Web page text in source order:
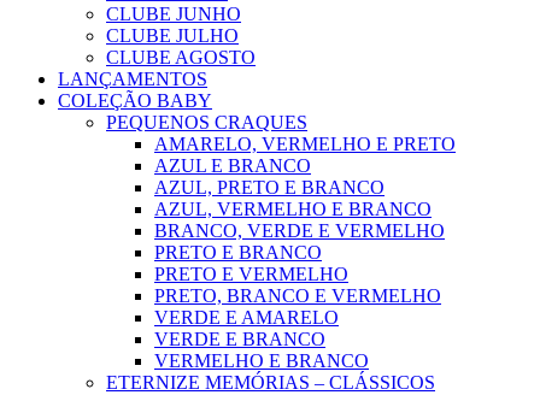
CLUBE JUNHO
CLUBE JULHO
CLUBE AGOSTO
LANÇAMENTOS
COLEÇÃO BABY
PEQUENOS CRAQUES
AMARELO, VERMELHO E PRETO
AZUL E BRANCO
AZUL, PRETO E BRANCO
AZUL, VERMELHO E BRANCO
BRANCO, VERDE E VERMELHO
PRETO E BRANCO
PRETO E VERMELHO
PRETO, BRANCO E VERMELHO
VERDE E AMARELO
VERDE E BRANCO
VERMELHO E BRANCO
ETERNIZE MEMÓRIAS – CLÁSSICOS